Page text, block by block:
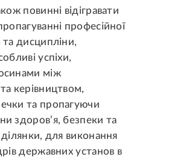
повинні відігравати
професійної
дисципліни,
успіхи,
між
керівництвом,
та пропагуючи
здоров’я, безпеки та
для виконання
державних установ в